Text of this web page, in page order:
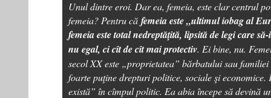
Unul dintre eroi. Dar ea, femeia, este clar centrul
femeia? Pentru că femeia este „ultimul iobag al
femeia este total nedreptăţită, lipsită de legi care
nu egal, ci cît de cît mai protectiv. Ei bine, nu.
secol XX este „proprietatea” bărbatului sau familiei
foarte puţine drepturi politice, sociale şi economice.
există” în cîmpul politic. Ea abia începe să devină